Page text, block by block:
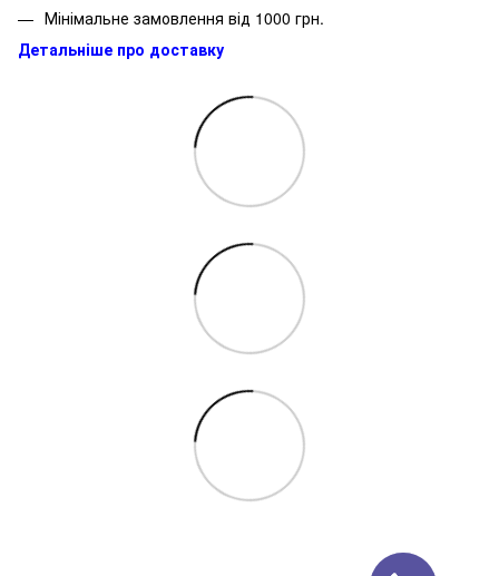
Мінімальне замовлення від 1000 грн.
Детальніше про доставку